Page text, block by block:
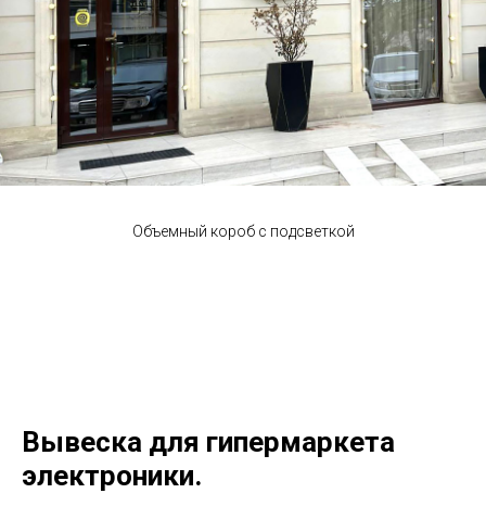
Объемный короб с подсветкой
Вывеска для гипермаркета
электроники.